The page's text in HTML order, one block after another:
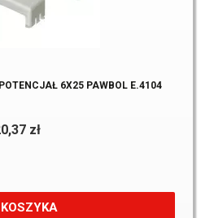
6X25 PAWBOL E.4104
zł